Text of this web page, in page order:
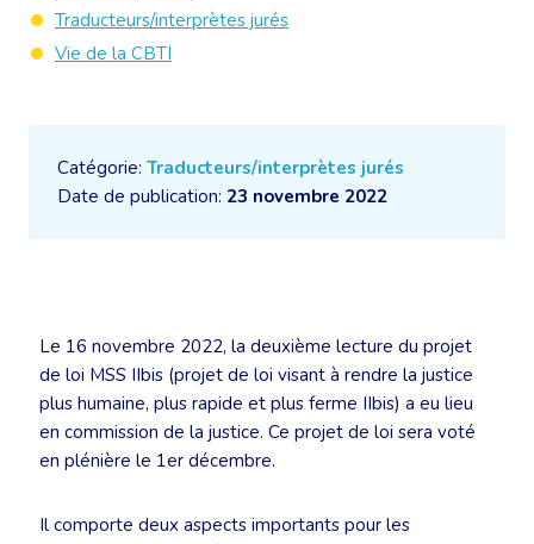
Catégorie: Traducteurs/interprètes jurés
Date de publication: 23 novembre 2022
Le 16 novembre 2022, la deuxième lecture du projet
de loi MSS IIbis (projet de loi visant à rendre la justice
plus humaine, plus rapide et plus ferme IIbis) a eu lieu
en commission de la justice. Ce projet de loi sera voté
en plénière le 1er décembre.
Il comporte deux aspects importants pour les
Traducteurs/interprètes jurés
Vie de la CBTI